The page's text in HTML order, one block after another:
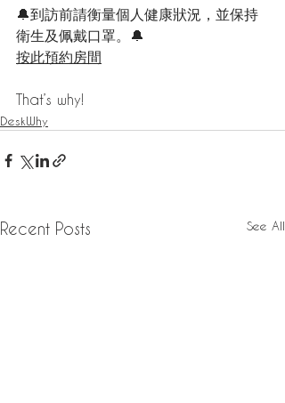
🔔到訪前請衡量個人健康狀況，並保持
衛生及佩戴口罩。🔔
按此預約房間
That’s why!
DeskWhy
Recent Posts See All